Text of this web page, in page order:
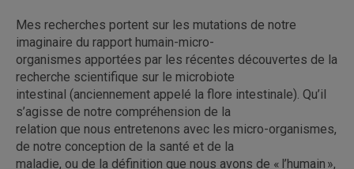
Mes recherches portent sur les mutations de notre
imaginaire du rapport humain-micro-
organismes apportées par les récentes découvertes de la
recherche scientifique sur le microbiote
intestinal (anciennement appelé la flore intestinale). Qu’il
s’agisse de notre compréhension de la
relation que nous entretenons avec les micro-organismes,
de notre conception de la santé et de la
maladie, ou de la définition que nous avons de « l’humain »,